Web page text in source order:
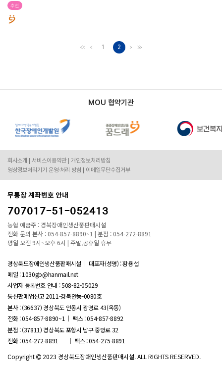
추천
1 2
MOU 협약기관
회사소개 서비스이용약관
개인정보처리방침
영상정보처리기기 운영·처리 방침
이메일무단수집거부
무통장 계좌번호 안내
707017-51-052413
농협 예금주 : 경북장애인생산품판매시설
전화 문의 본사 : 054-857-8890~1 | 분점 : 054-272-8891
평일 오전 9시~오후 6시 | 주말,공휴일 휴무
경상북도장애인생산품판매시설
대표자(성명) : 황용섭
메일 : 1030gb@hanmail.net
사업자 등록번호 안내 :508-82-05029
통신판매업신고 2011-경북안동-0080호
본사 : (36637) 경상북도 안동시 광명로 43(옥동)
전화 : 054-857-8890~1
팩스 : 054-857-8892
분점 : (37811) 경상북도 포항시 남구 중앙로 32
전화 : 054-272-8891
팩스 : 054-275-8891
Copyright
2023 경상북도장애인생산품판매시설. ALL RIGHTS RESERVED.